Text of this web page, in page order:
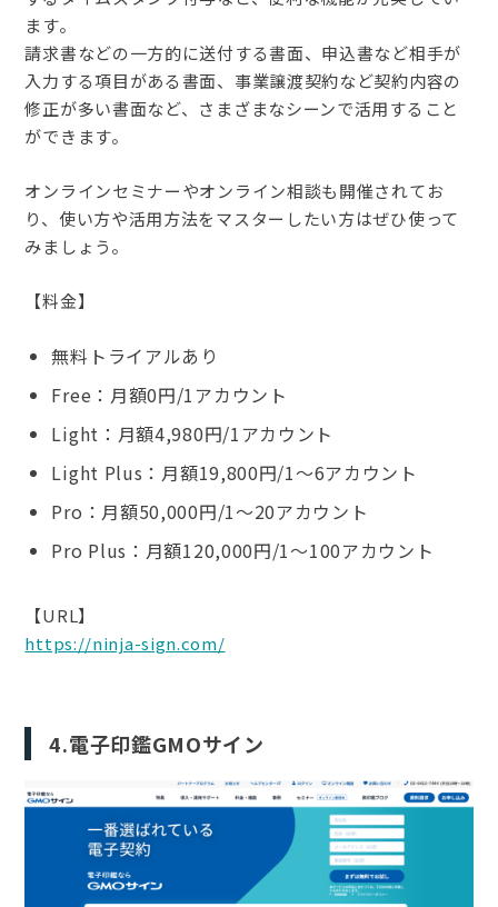
ます。
請求書などの一方的に送付する書面、申込書など相手が
入力する項目がある書面、事業譲渡契約など契約内容の
修正が多い書面など、さまざまなシーンで活用すること
ができます。
オンラインセミナーやオンライン相談も開催されてお
り、使い方や活用方法をマスターしたい方はぜひ使って
みましょう。
【料金】
無料トライアルあり
Free：月額0円/1アカウント
Light：月額4,980円/1アカウント
Light Plus：月額19,800円/1～6アカウント
Pro：月額50,000円/1～20アカウント
Pro Plus：月額120,000円/1～100アカウント
【URL】
https://ninja-sign.com/
4.電子印鑑GMOサイン